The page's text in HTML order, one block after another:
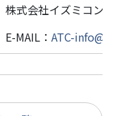
株式会社イズミコンサ
E-MAIL： ATC-